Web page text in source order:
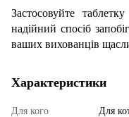
Застосовуйте
надійний спосіб
ваших вихованців
Характеристики
Для кого Для